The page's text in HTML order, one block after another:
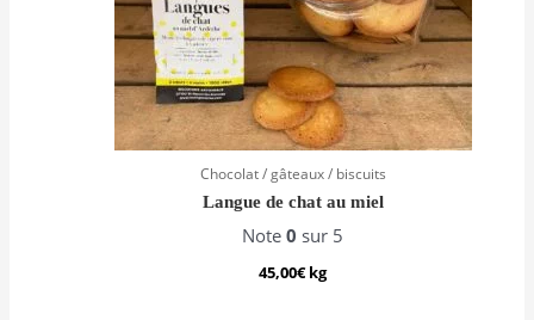
Chocolat / gâteaux / biscuits
Langue de chat au miel
Note0 sur 5
45,00€kg